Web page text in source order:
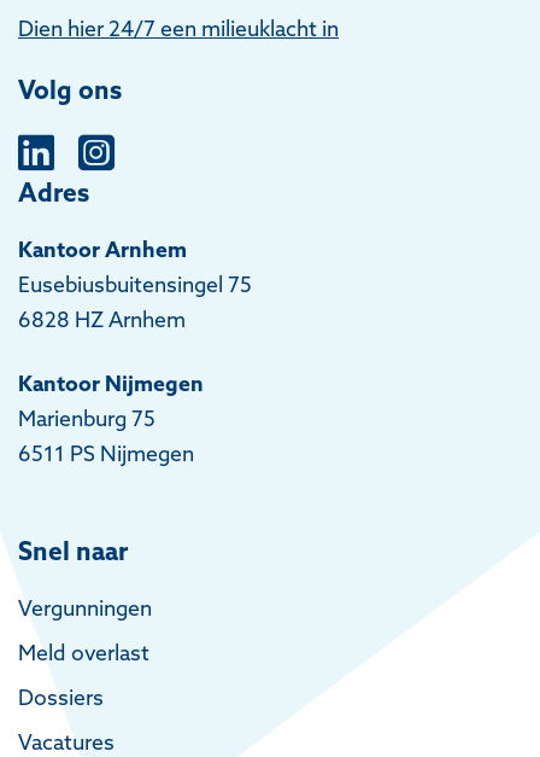
Dien hier 24/7 een milieuklacht in
Volg ons
Adres
Kantoor Arnhem
Eusebiusbuitensingel 75
6828 HZ Arnhem
Kantoor Nijmegen
Marienburg 75
6511 PS Nijmegen
Snel naar
Vergunningen
Meld overlast
Dossiers
Vacatures